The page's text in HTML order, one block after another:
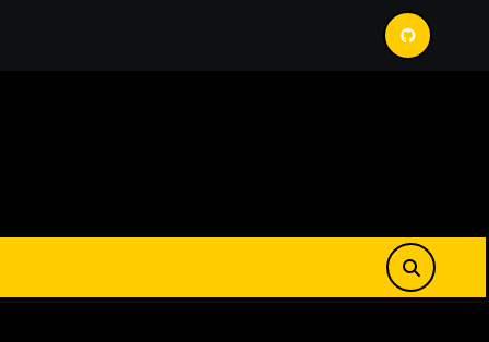
GithubActions における